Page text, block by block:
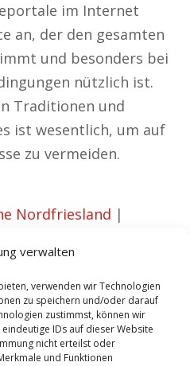
verwalten
verwenden wir Technologien
zu speichern und/oder darauf
zustimmst, können wir
IDs auf dieser Website
nicht erteilst oder
und Funktionen
im Internet
an, der den gesamten
und besonders bei
nützlich ist.
Traditionen und
ist wesentlich, um auf
zu vermeiden.
Nordfriesland |
|
Nordfriesland|